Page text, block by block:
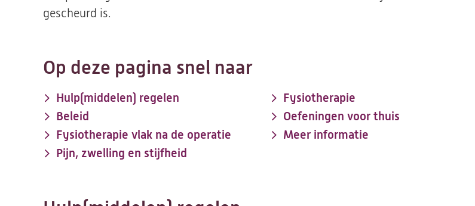
gescheurd is.
Op deze pagina snel naar
Hulp(middelen) regelen
Beleid
Fysiotherapie vlak na de operatie
Pijn, zwelling en stijfheid
Fysiotherapie
Oefeningen voor thuis
Meer informatie